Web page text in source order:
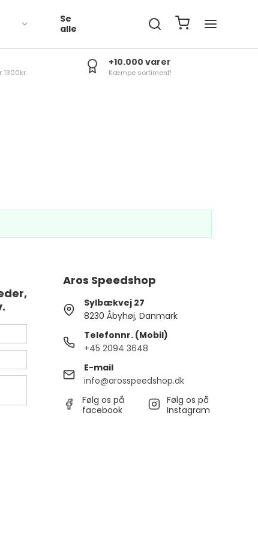
Se
alle
1300kr.
+10.000 varer
Kæmpe sortiment!
Aros Speedshop
Sylbækvej 27
8230 Åbyhøj, Danmark
Telefonnr. (Mobil)
+45 2094 3648
E-mail
info@arosspeedshop.dk
Følg os på
facebook
Følg os på
Instagram